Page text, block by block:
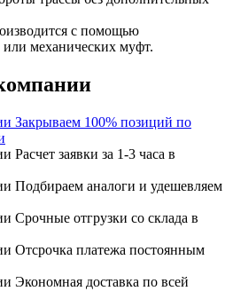
с помощью
или механических муфт.
Закрываем 100% позиций по
Расчет заявки за 1-3 часа в
Подбираем аналоги и удешевляем
Срочные отгрузки со склада в
Отсрочка платежа постоянным
Экономная доставка по всей